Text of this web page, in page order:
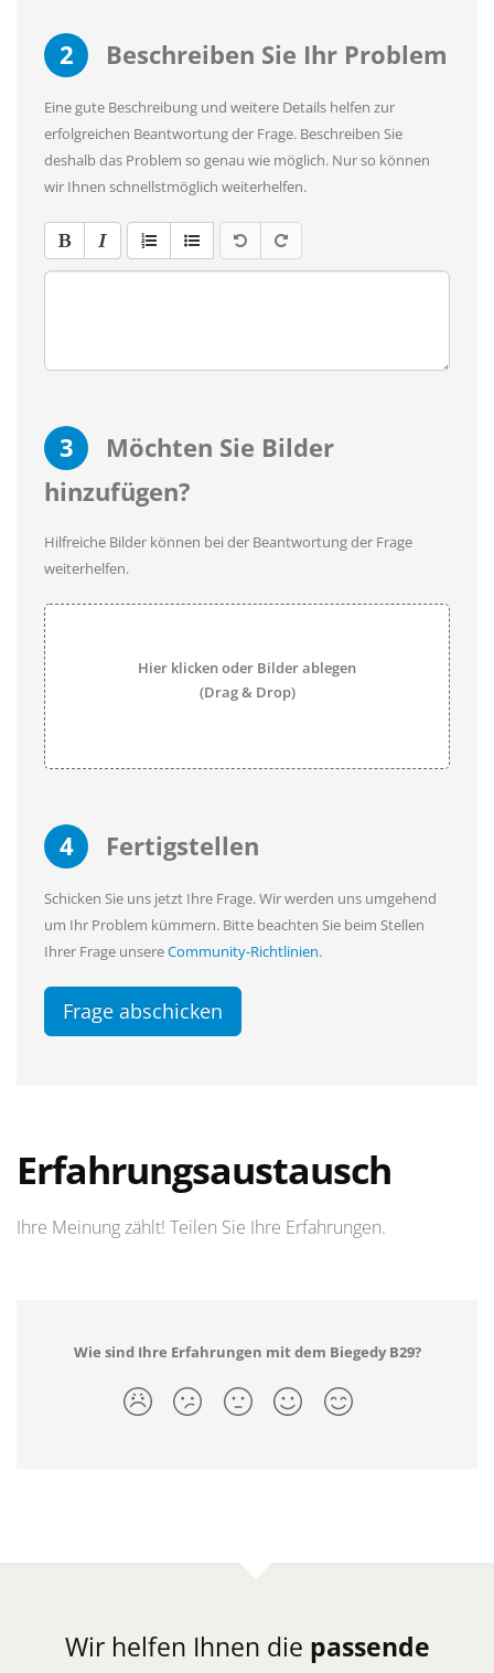
2 Beschreiben Sie Ihr Problem
Eine gute Beschreibung und weitere Details helfen zur
erfolgreichen Beantwortung der Frage. Beschreiben Sie
deshalb das Problem so genau wie möglich. Nur so können
wir Ihnen schnellstmöglich weiterhelfen.
3
Möchten Sie Bilder
hinzufügen?
Hilfreiche Bilder können bei der Beantwortung der Frage
weiterhelfen.
Hier klicken oder Bilder ablegen
(Drag & Drop)
4 Fertigstellen
Schicken Sie uns jetzt Ihre Frage. Wir werden uns umgehend
um Ihr Problem kümmern. Bitte beachten Sie beim Stellen
Ihrer Frage unsereCommunity-Richtlinien.
Frage abschicken
Erfahrungsaustausch
Ihre Meinung zählt! Teilen Sie Ihre Erfahrungen.
Wie sind Ihre Erfahrungen mit dem Biegedy B29?
Wir helfen Ihnen die passende